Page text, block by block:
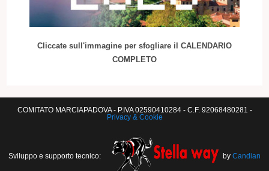
Cliccate sull'immagine per sfogliare il CALENDARIO
COMPLETO
COMITATO MARCIAPADOVA - P.IVA 02590410284 - C.F. 92068480281 -
Privacy & Cookie
Sviluppo e supporto tecnico: by Candian